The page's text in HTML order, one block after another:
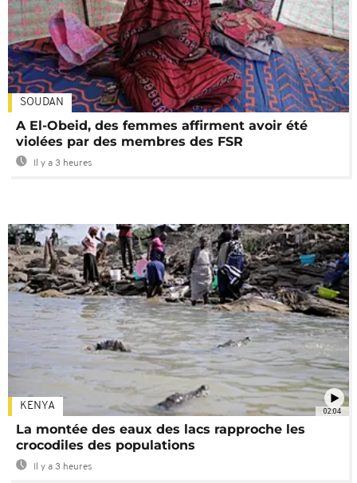
SOUDAN
A El-Obeid, des femmes affirment avoir été
violées par des membres des FSR
Il y a 3 heures
02:04
KENYA
La montée des eaux des lacs rapproche les
crocodiles des populations
Il y a 3 heures